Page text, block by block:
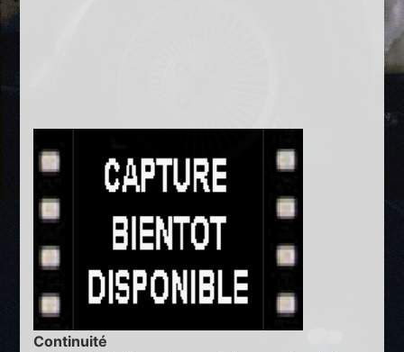
Continuité